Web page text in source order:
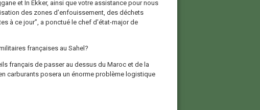
et In Ekker, ainsi que votre assistance pour nous
des zones d’enfouissement, des déchets
à ce jour”, a ponctué le chef d’état-major de
françaises au Sahel?
français de passer au dessus du Maroc et de la
carburants posera un énorme problème logistique